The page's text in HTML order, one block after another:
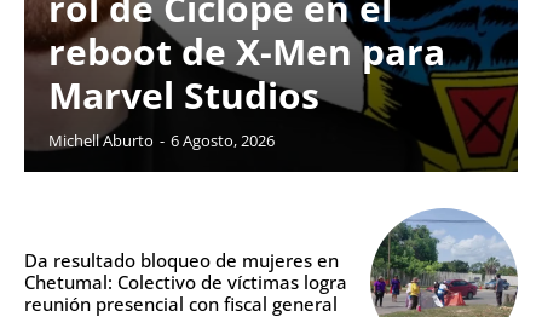
reboot de X-Men para
Marvel Studios
Michell Aburto - 6 Agosto, 2026
Da resultado bloqueo de mujeres en
Chetumal: Colectivo de víctimas logra
reunión presencial con fiscal general